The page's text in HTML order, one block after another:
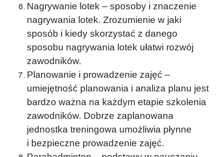
Nagrywanie lotek – sposoby i znaczenie
nagrywania lotek. Zrozumienie w jaki
sposób i kiedy skorzystać z danego
sposobu nagrywania lotek ułatwi rozwój
zawodników.
Planowanie i prowadzenie zajęć –
umiejętność planowania i analiza planu jest
bardzo ważna na każdym etapie szkolenia
zawodników. Dobrze zaplanowana
jednostka treningowa umożliwia płynne
i bezpieczne prowadzenie zajęć.